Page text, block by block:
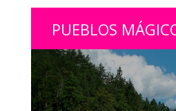
PUEBLOS